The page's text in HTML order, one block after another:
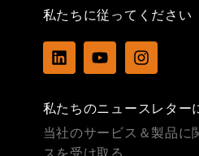
私たちに従ってください
L
i
e
d
i
Y
o
u
b
e
I
n
a
g
私たちのニュースレター
当社のサービス＆製品に
スを受け取る